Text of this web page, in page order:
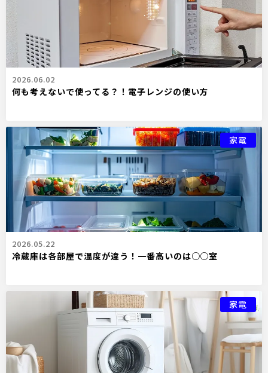
2026.06.02
何も考えないで使ってる？！電子レンジの使い方
家電
2026.05.22
冷蔵庫は各部屋で温度が違う！一番高いのは○○室
家電